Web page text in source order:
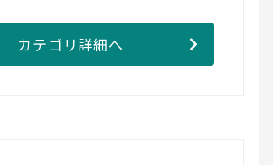
カテゴリ詳細へ